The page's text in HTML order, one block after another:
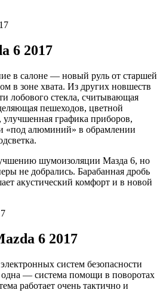
6 2017
в салоне — новый руль от старшей
в зоне хвата. Из других новшеств
лобового стекла, считывающая
пешеходов, цветной
графика приборов,
«под алюминий» в обрамлении
шумоизоляции Мазда 6, но
не добрались. Барабанная дробь
акустический комфорт и в новой
6 2017
систем безопасности
— система помощи в поворотах
работает очень тактично и